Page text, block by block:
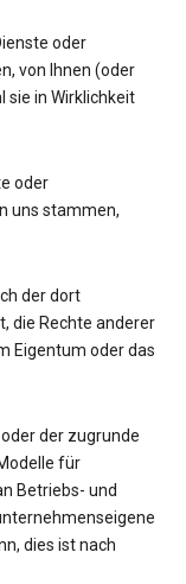
oder
von Ihnen (oder
sie in Wirklichkeit
oder
uns stammen,
der dort
die Rechte anderer
Eigentum oder das
der zugrunde
für
Betriebs- und
dies ist nach